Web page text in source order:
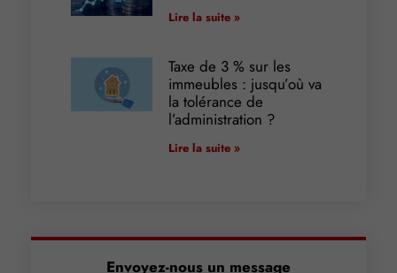
Lire la suite »
Taxe de 3 % sur les
immeubles : jusqu’où va
la tolérance de
l’administration ?
Lire la suite »
Envoyez-nous un message